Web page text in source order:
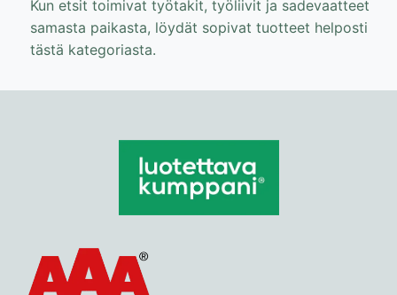
Kun etsit toimivat työtakit, työliivit ja sadevaatteet
samasta paikasta, löydät sopivat tuotteet helposti
tästä kategoriasta.